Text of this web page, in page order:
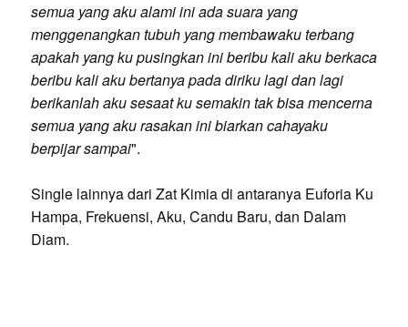
semua yang aku alami ini ada suara yang
menggenangkan tubuh yang membawaku terbang
apakah yang ku pusingkan ini beribu kali aku berkaca
beribu kali aku bertanya pada diriku lagi dan lagi
berikanlah aku sesaat ku semakin tak bisa mencerna
semua yang aku rasakan ini biarkan cahayaku
berpijar sampai".
Single lainnya dari Zat Kimia di antaranya Euforia Ku
Hampa, Frekuensi, Aku, Candu Baru, dan Dalam
Diam.